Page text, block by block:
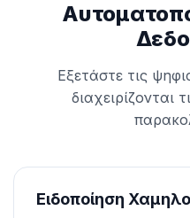
Εξετάστε τις
διαχειρίζονται
Ειδοποίηση